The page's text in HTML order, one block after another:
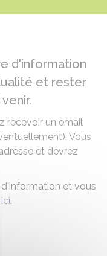
d'information
et rester
recevoir un email
Vous
et devrez
et vous
.